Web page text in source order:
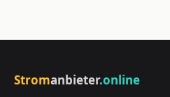
Stromanbieter.online